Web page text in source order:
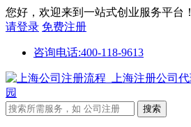
您好，欢迎来到一站式创业服务平台！
请登录 免费注册
咨询电话:400-118-9613